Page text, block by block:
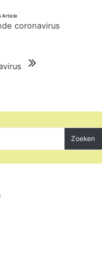
Article
coronavirus